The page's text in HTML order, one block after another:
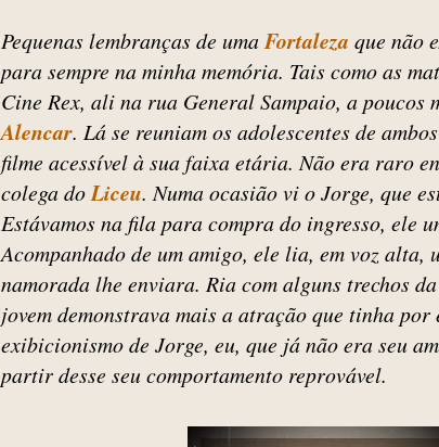
Pequenas lembranças de umaFortaleza que não
para sempre na minha memória. Tais como as
Cine Rex, ali na rua General Sampaio, a poucos
Alencar. Lá se reuniam os adolescentes de
filme acessível à sua faixa etária. Não era raro
colega doLiceu. Numa ocasião vi o Jorge, que
Estávamos na fila para compra do ingresso, ele
Acompanhado de um amigo, ele lia, em voz alta,
namorada lhe enviara. Ria com alguns trechos
jovem demonstrava mais a atração que tinha por
exibicionismo de Jorge, eu, que já não era seu
partir desse seu comportamento reprovável.